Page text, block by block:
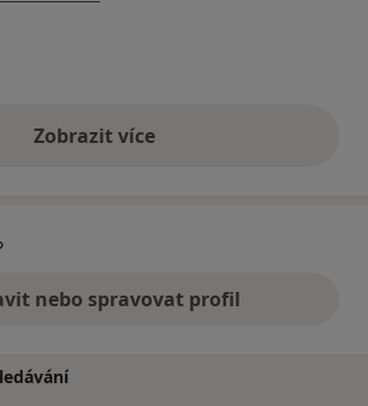
Zobrazit vícevýše uvedené názory
nebo spravovat profil